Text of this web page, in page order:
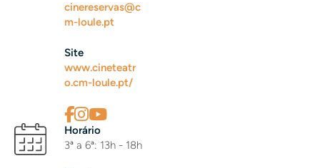
cinereservas@c
m-loule.pt
Site
www.cineteatr
o.cm-loule.pt/
Horário
3ª a 6ª: 13h - 18h